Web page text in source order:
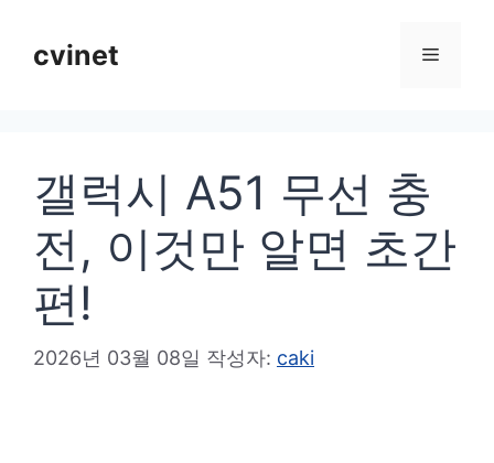
cvinet 메
갤럭시 A51 무선 충
전, 이것만 알면 초간
편!
2026년 03월 08일 작성자: caki